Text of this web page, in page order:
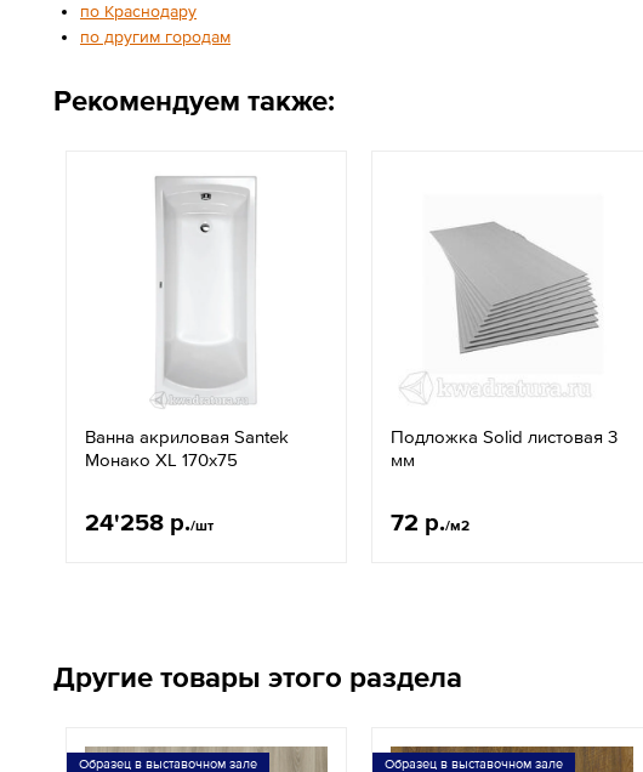
по Краснодару
по другим городам
Рекомендуем также:
Ванна акриловая Santek
Монако XL 170х75
24'258 р./шт
Подложка Solid листовая 3
мм
72 р./м2
Другие товары этого раздела
Образец в выставочном зале Образец в выставочном зале